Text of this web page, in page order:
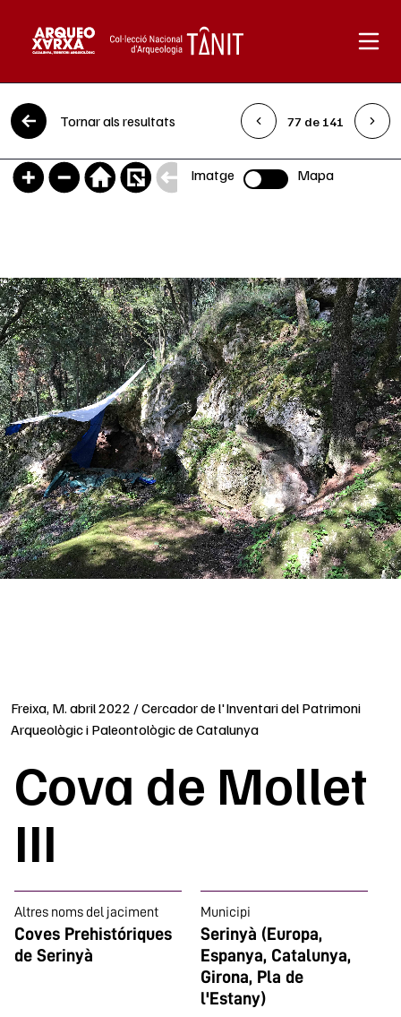
Vés al contingut
Tornar als resultats 77 de 141
Imatge Selector Mapa
Freixa, M. abril 2022 / Cercador de l'Inventari del Patrimoni
Arqueològic i Paleontològic de Catalunya
Cova de Mollet
III
Altres noms del jaciment
Coves Prehistóriques
de Serinyà
Municipi
Serinyà (Europa,
Espanya, Catalunya,
Girona, Pla de
l'Estany)